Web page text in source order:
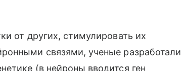
от других, стимулировать их
связями, ученые разработали
(в нейроны вводится ген